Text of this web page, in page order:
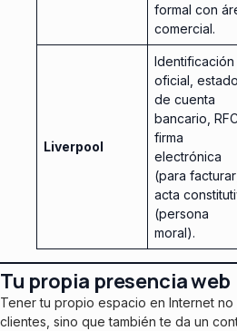
formal con
comercial.
Liverpool
Identificación
oficial, estado
de cuenta
bancario,
firma
electrónica
(para
acta
(persona
moral).
Tu propia presencia web
Tener tu propio espacio en Internet
clientes, sino que también te da un